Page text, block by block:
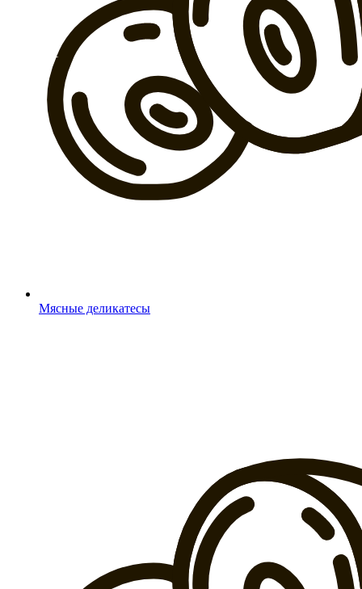
Мясные деликатесы